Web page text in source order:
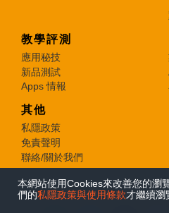
教學評測
應用秘技
新品測試
Apps 情報
其他
私隱政策
免責聲明
聯絡/關於我們
© 2026 e-zone. All Rights
本網站使用Cookies來改善您的瀏
們的私隱政策與使用條款才繼續瀏